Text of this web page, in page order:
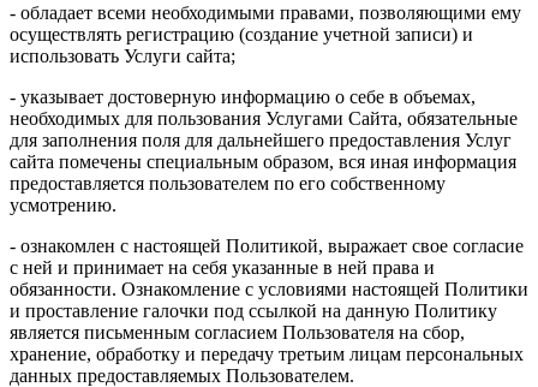
- обладает всеми необходимыми правами, позволяющими ему
осуществлять регистрацию (создание учетной записи) и
использовать Услуги сайта;
- указывает достоверную информацию о себе в объемах,
необходимых для пользования Услугами Сайта, обязательные
для заполнения поля для дальнейшего предоставления Услуг
сайта помечены специальным образом, вся иная информация
предоставляется пользователем по его собственному
усмотрению.
- ознакомлен с настоящей Политикой, выражает свое согласие
с ней и принимает на себя указанные в ней права и
обязанности. Ознакомление с условиями настоящей Политики
и проставление галочки под ссылкой на данную Политику
является письменным согласием Пользователя на сбор,
хранение, обработку и передачу третьим лицам персональных
данных предоставляемых Пользователем.